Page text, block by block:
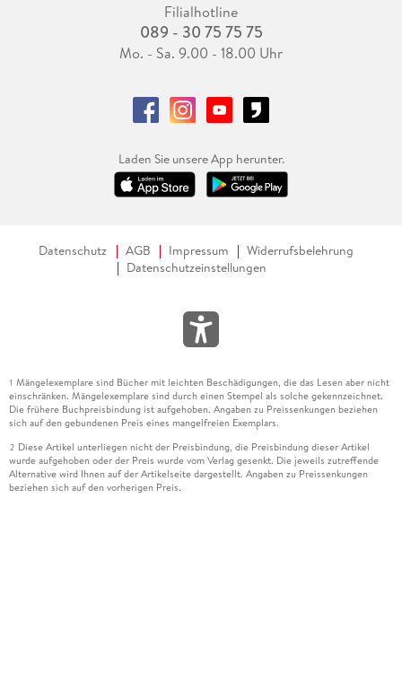
Filialhotline
089 - 30 75 75 75
Mo. - Sa. 9.00 - 18.00 Uhr
Laden Sie unsere App herunter.
Datenschutz AGB Impressum
Widerrufsbelehrung
Datenschutzeinstellungen
1 Mängelexemplare sind Bücher mit leichten Beschädigungen, die das Lesen aber nicht
einschränken. Mängelexemplare sind durch einen Stempel als solche gekennzeichnet.
Die frühere Buchpreisbindung ist aufgehoben. Angaben zu Preissenkungen beziehen
sich auf den gebundenen Preis eines mangelfreien Exemplars.
2 Diese Artikel unterliegen nicht der Preisbindung, die Preisbindung dieser Artikel
wurde aufgehoben oder der Preis wurde vom Verlag gesenkt. Die jeweils zutreffende
Alternative wird Ihnen auf der Artikelseite dargestellt. Angaben zu Preissenkungen
beziehen sich auf den vorherigen Preis.